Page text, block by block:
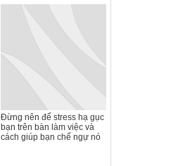
Đừng nên để stress hạ gục
bạn trên bàn làm việc và
cách giúp bạn chế ngự nó